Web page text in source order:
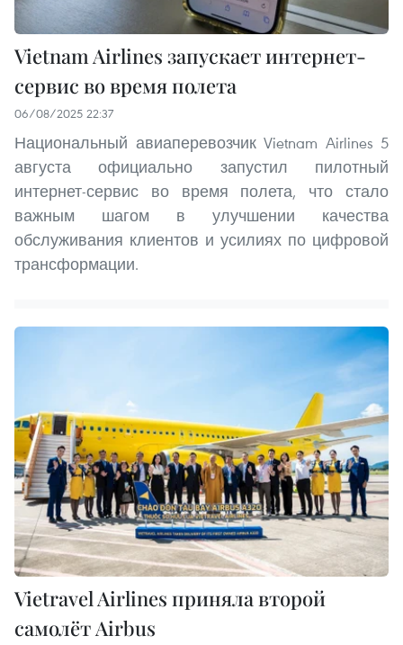
Vietnam Airlines запускает интернет-
сервис во время полета
06/08/2025 22:37
Национальный авиаперевозчик Vietnam Airlines 5
августа официально запустил пилотный
интернет-сервис во время полета, что стало
важным шагом в улучшении качества
обслуживания клиентов и усилиях по цифровой
трансформации.
Vietravel Airlines приняла второй
самолёт Airbus